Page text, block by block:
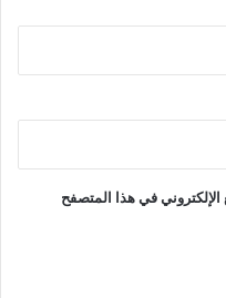
في هذا المتصفح